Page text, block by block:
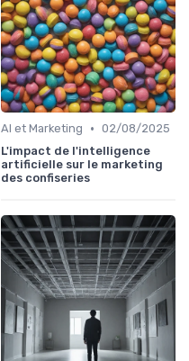
AI et Marketing • 02/08/2025
L'impact de l'intelligence
artificielle sur le marketing
des confiseries